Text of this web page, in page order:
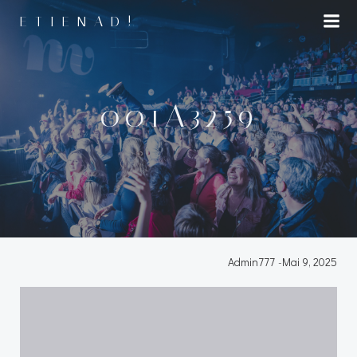
Aller
au
ETIENAD!
001A3259
Admin777 -Mai 9, 2025